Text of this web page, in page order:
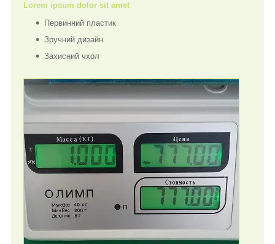
Lorem ipsum dolor sit amet
Первинний пластик
Зручний дизайн
Захисний чхол